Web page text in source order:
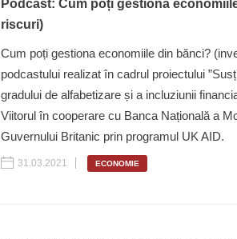
Podcast: Cum poți gestiona
riscuri)
Cum poți gestiona economiile din bănci?
podcastului realizat în cadrul proiectului
gradului de alfabetizare și a incluziunii
Viitorul în cooperare cu Banca Națională a
Guvernului Britanic prin programul UK AID.
31.03.2021 ECONOMIE